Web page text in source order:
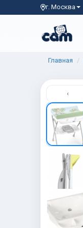
г. Москва
Главная
‹